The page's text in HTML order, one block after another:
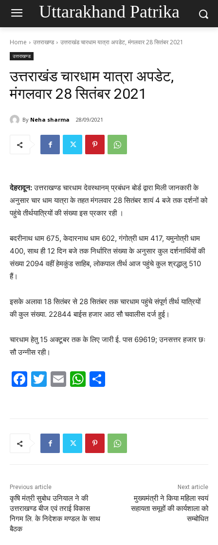
Uttarakhand Patrika
Home उत्तराखण्ड उत्तराखंड चारधाम यात्रा अपडेट, मंगलवार 28 सितंबर 2021
उत्तराखण्ड
उत्तराखंड चारधाम यात्रा अपडेट,
मंगलवार 28 सितंबर 2021
By Neha sharma 28/09/2021
देहरादून:उत्तराखण्ड चारधाम देवस्थानम् प्रबंधन बोर्ड द्वारा मिली जानकारी के
अनुसार चार धाम यात्रा के तहत मंगलवार 28 सितंबर शायं 4 बजे तक दर्शनों को
पहुंचे तीर्थयात्रियों की संख्या इस प्रकार रही ।
बदरीनाथ धाम 675, केदारनाथ धाम 602, गंगोत्री धाम 417, यमुनोत्री धाम
400, साथ ही 12 दिन बजे तक निर्धारित संख्या के अनुसार कुल दर्शनार्थियों की
संख्या 2094 वहीं हेमकुंड साहिब, लोकपाल तीर्थ आज पहुंचे कुल श्रद्धालु 510
हैं।
इसके अलावा 18 सितंबर से 28 सितंबर तक चारधाम पहुंचे संपूर्ण तीर्थ यात्रियों
की कुल संख्या. 22844 बाईस हजार आठ सौ चवालीस दर्ज हुई।
चारधाम हेतु 15 अक्टूबर तक के लिए जारी ई. पास 69619; उनसत्तर हजार छः
सौ उन्नीस रही।
F
k
T
E
W
A
p
Previous article
कृषि मंत्री सुबोध उनियाल ने की
उत्तराखण्ड बीज एवं तराई विकास
निगम लि. के निदेशक मण्डल के साथ
बैठक
Next article
मुख्यमंत्री ने किया महिला स्वयं
सहायता समूहों की कार्यशाला को
सम्बोधित